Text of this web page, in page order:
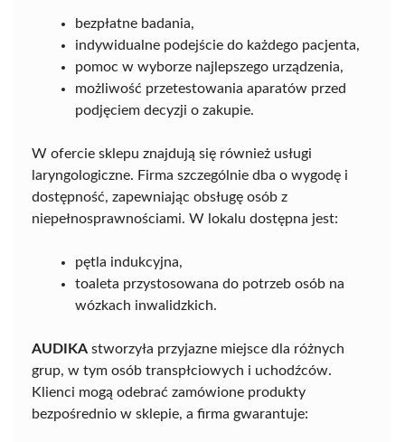
bezpłatne badania,
indywidualne podejście do każdego pacjenta,
pomoc w wyborze najlepszego urządzenia,
możliwość przetestowania aparatów przed
podjęciem decyzji o zakupie.
W ofercie sklepu znajdują się również usługi
laryngologiczne. Firma szczególnie dba o wygodę i
dostępność, zapewniając obsługę osób z
niepełnosprawnościami. W lokalu dostępna jest:
pętla indukcyjna,
toaleta przystosowana do potrzeb osób na
wózkach inwalidzkich.
AUDIKA stworzyła przyjazne miejsce dla różnych
grup, w tym osób transpłciowych i uchodźców.
Klienci mogą odebrać zamówione produkty
bezpośrednio w sklepie, a firma gwarantuje: